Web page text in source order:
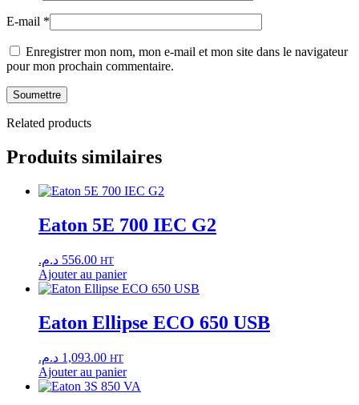
E-mail *
Enregistrer mon nom, mon e-mail et mon site dans le navigateur
pour mon prochain commentaire.
Related products
Produits similaires
Eaton 5E 700 IEC G2
556.00 د.م. HT
Ajouter au panier
Eaton Ellipse ECO 650 USB
1,093.00 د.م. HT
Ajouter au panier